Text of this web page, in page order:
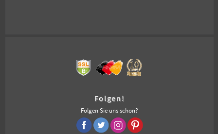
Folgen!
Folgen Sie uns schon?